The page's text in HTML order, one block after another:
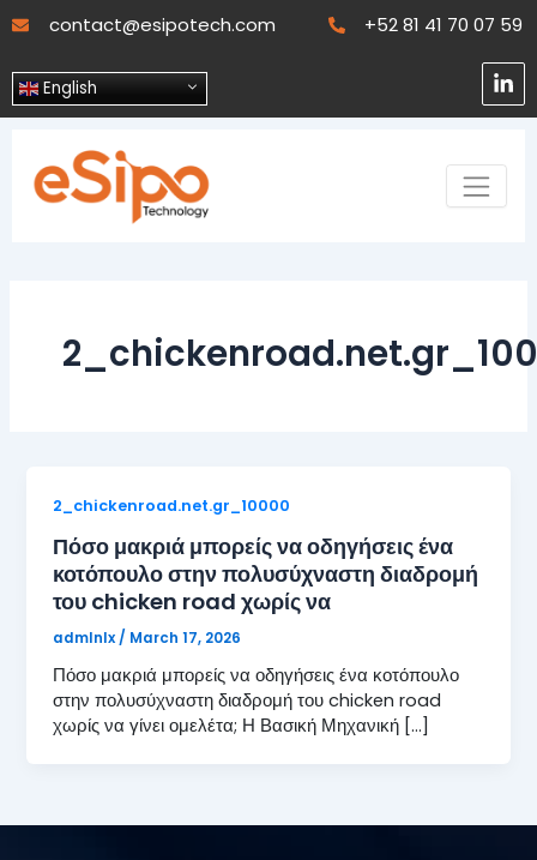
to
contact@esipotech.com +52 81 41 70 07 59
English
L
i
n
e
i
2_chickenroad.net.gr_10000
Πόσο μακριά μπορείς να οδηγήσεις ένα
κοτόπουλο στην πολυσύχναστη διαδρομή
του chicken road χωρίς να
admlnlx / March 17, 2026
Πόσο μακριά μπορείς να οδηγήσεις ένα κοτόπουλο
στην πολυσύχναστη διαδρομή του chicken road
χωρίς να γίνει ομελέτα; Η Βασική Μηχανική […]